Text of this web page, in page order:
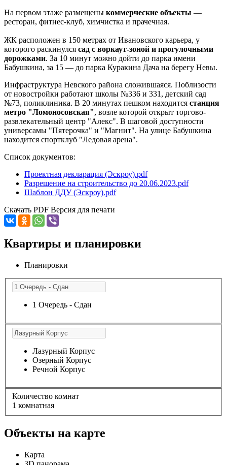
На первом этаже размещены коммерческие объекты —
ресторан, фитнес-клуб, химчистка и прачечная.
ЖК расположен в 150 метрах от Ивановского карьера, у
которого раскинулся сад с воркаут-зоной и прогулочными
дорожками. За 10 минут можно дойти до парка имени
Бабушкина, за 15 — до парка Куракина Дача на берегу Невы.
Инфраструктура Невского района сложившаяся. Поблизости
от новостройки работают школы №336 и 331, детский сад
№73, поликлиника. В 20 минутах пешком находится станция
метро "Ломоносовская", возле которой открыт торгово-
развлекательный центр "Алекс". В шаговой доступности
универсамы "Пятерочка" и "Магнит". На улице Бабушкина
находится спортклуб "Ледовая арена".
Список документов:
Проектная декларация (Эскроу).pdf
Разрешение на строительство до 20.06.2023.pdf
Шаблон ДДУ (Эскроу).pdf
Скачать PDF Версия для печати
Квартиры и планировки
Планировки
1 Очередь - Сдан
Лазурный Корпус
Озерный Корпус
Речной Корпус
Количество комнат
1 комнатная
Объекты на карте
Карта